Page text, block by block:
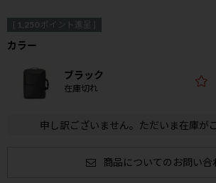
[ 1,250 ポイント進呈 ]
カラー
ブラック
在庫切れ
申し訳ございません。ただいま在庫が
商品についてのお問い合